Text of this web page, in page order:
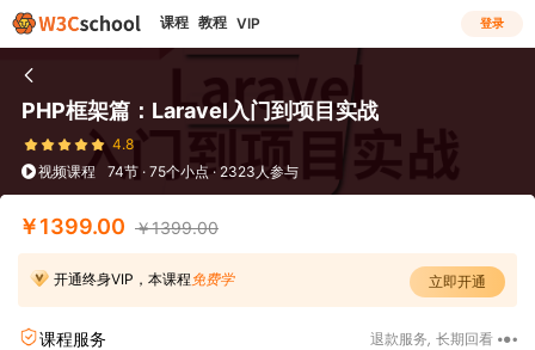
课程 教程 VIP 登录
PHP框架篇：Laravel入门到项目实战
4.8
视频课程
74节 · 75个小点 · 2323人参与
￥1399.00 ￥1399.00
开通终身VIP，本课程 免费学 立即开通
课程服务 退款服务 长期回看